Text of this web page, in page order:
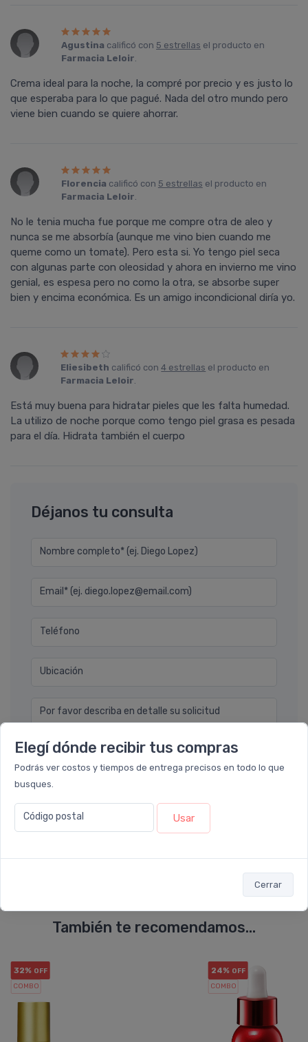
Elegí dónde recibir tus compras
Podrás ver costos y tiempos de entrega precisos en todo lo que
busques.
Código postal Usar
Cerrar
Agustina calificó con 5 estrellas el producto en
Farmacia Leloir.
Crema ideal para la noche, la compré por precio y es justo lo
que esperaba para lo que pagué. Nada del otro mundo pero
viene bien cuando se quiere ahorrar.
Florencia calificó con 5 estrellas el producto en
Farmacia Leloir.
No le tenia mucha fue porque me compre otra de aleo y
nunca se me absorbí­a (aunque me vino bien cuando me
queme como un tomate). Pero esta si. Yo tengo piel seca
con algunas parte con oleosidad y ahora en invierno me vino
genial, es espesa pero no como la otra, se absorbe super
bien y encima económica. Es un amigo incondicional dirí­a yo.
Eliesibeth calificó con4 estrellas el producto en
Farmacia Leloir.
Está muy buena para hidratar pieles que les falta humedad.
La utilizo de noche porque como tengo piel grasa es pesada
para el día. Hidrata también el cuerpo
Déjanos tu consulta
Nombre completo* (ej. Diego Lopez)
Email* (ej. diego.lopez@email.com)
Teléfono
Ubicación
Por favor describa en detalle su solicitud
Enviar consulta
También te recomendamos...
32% OFF
COMBO
24% OFF
COMBO